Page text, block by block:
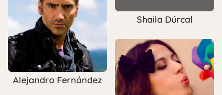
Alejandro Fernández
Shaila Dúrcal